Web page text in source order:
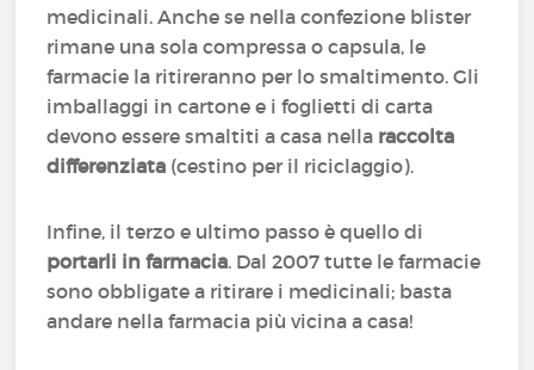
medicinali. Anche se nella confezione blister
rimane una sola compressa o capsula, le
farmacie la ritireranno per lo smaltimento. Gli
imballaggi in cartone e i foglietti di carta
devono essere smaltiti a casa nella raccolta
differenziata (cestino per il riciclaggio).
Infine, il terzo e ultimo passo è quello di
portarli in farmacia. Dal 2007 tutte le farmacie
sono obbligate a ritirare i medicinali; basta
andare nella farmacia più vicina a casa!